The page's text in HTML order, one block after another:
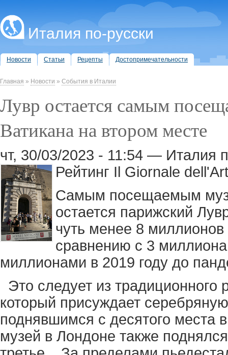
Италия по-русски
Новости Статьи Рецепты Достопримечательности
Главная » Новости » События в Италии
Лувр остается самым
Ватикана на втором месте
чт, 30/03/2023 - 11:54 — Италия
Рейтинг Il Giornale
Самым посещаемым
остается парижский
чуть менее 8
сравнению с 3
миллионами в 2019 году до
Это следует из традиционного
который присуждает
поднявшимся с десятого места
музей в Лондоне также